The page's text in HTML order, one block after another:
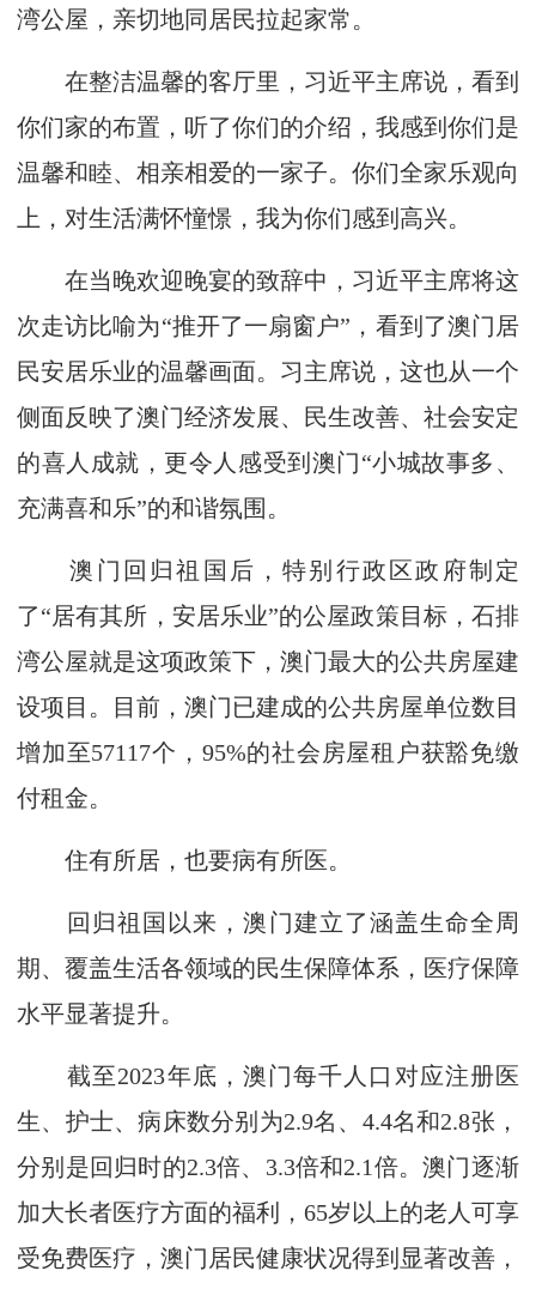
湾公屋，亲切地同居民拉起家常。
在整洁温馨的客厅里，习近平主席说，看到
你们家的布置，听了你们的介绍，我感到你们是
温馨和睦、相亲相爱的一家子。你们全家乐观向
上，对生活满怀憧憬，我为你们感到高兴。
在当晚欢迎晚宴的致辞中，习近平主席将这
次走访比喻为“推开了一扇窗户”，看到了澳门居
民安居乐业的温馨画面。习主席说，这也从一个
侧面反映了澳门经济发展、民生改善、社会安定
的喜人成就，更令人感受到澳门“小城故事多、
充满喜和乐”的和谐氛围。
澳门回归祖国后，特别行政区政府制定
了“居有其所，安居乐业”的公屋政策目标，石排
湾公屋就是这项政策下，澳门最大的公共房屋建
设项目。目前，澳门已建成的公共房屋单位数目
增加至57117个，95%的社会房屋租户获豁免缴
付租金。
住有所居，也要病有所医。
回归祖国以来，澳门建立了涵盖生命全周
期、覆盖生活各领域的民生保障体系，医疗保障
水平显著提升。
截至2023年底，澳门每千人口对应注册医
生、护士、病床数分别为2.9名、4.4名和2.8张，
分别是回归时的2.3倍、3.3倍和2.1倍。澳门逐渐
加大长者医疗方面的福利，65岁以上的老人可享
受免费医疗，澳门居民健康状况得到显著改善，